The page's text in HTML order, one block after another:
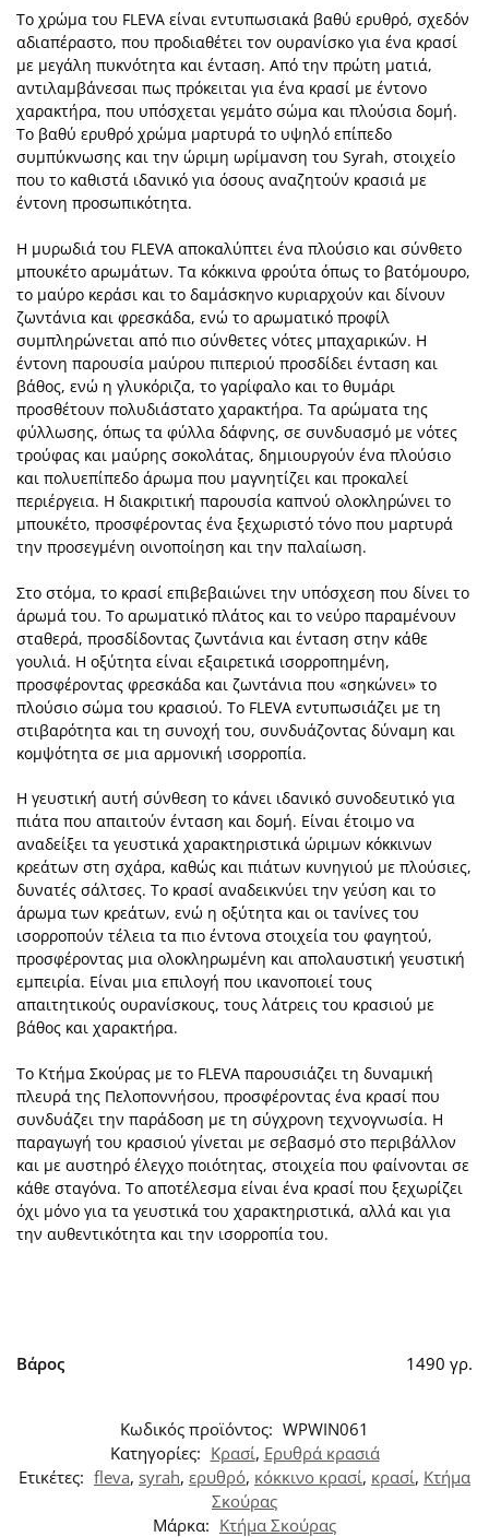
Το χρώμα του FLEVA είναι εντυπωσιακά βαθύ ερυθρό, σχεδόν
αδιαπέραστο, που προδιαθέτει τον ουρανίσκο για ένα κρασί
με μεγάλη πυκνότητα και ένταση. Από την πρώτη ματιά,
αντιλαμβάνεσαι πως πρόκειται για ένα κρασί με έντονο
χαρακτήρα, που υπόσχεται γεμάτο σώμα και πλούσια δομή.
Το βαθύ ερυθρό χρώμα μαρτυρά το υψηλό επίπεδο
συμπύκνωσης και την ώριμη ωρίμανση του Syrah, στοιχείο
που το καθιστά ιδανικό για όσους αναζητούν κρασιά με
έντονη προσωπικότητα.
Η μυρωδιά του FLEVA αποκαλύπτει ένα πλούσιο και σύνθετο
μπουκέτο αρωμάτων. Τα κόκκινα φρούτα όπως το βατόμουρο,
το μαύρο κεράσι και το δαμάσκηνο κυριαρχούν και δίνουν
ζωντάνια και φρεσκάδα, ενώ το αρωματικό προφίλ
συμπληρώνεται από πιο σύνθετες νότες μπαχαρικών. Η
έντονη παρουσία μαύρου πιπεριού προσδίδει ένταση και
βάθος, ενώ η γλυκόριζα, το γαρίφαλο και το θυμάρι
προσθέτουν πολυδιάστατο χαρακτήρα. Τα αρώματα της
φύλλωσης, όπως τα φύλλα δάφνης, σε συνδυασμό με νότες
τρούφας και μαύρης σοκολάτας, δημιουργούν ένα πλούσιο
και πολυεπίπεδο άρωμα που μαγνητίζει και προκαλεί
περιέργεια. Η διακριτική παρουσία καπνού ολοκληρώνει το
μπουκέτο, προσφέροντας ένα ξεχωριστό τόνο που μαρτυρά
την προσεγμένη οινοποίηση και την παλαίωση.
Στο στόμα, το κρασί επιβεβαιώνει την υπόσχεση που δίνει το
άρωμά του. Το αρωματικό πλάτος και το νεύρο παραμένουν
σταθερά, προσδίδοντας ζωντάνια και ένταση στην κάθε
γουλιά. Η οξύτητα είναι εξαιρετικά ισορροπημένη,
προσφέροντας φρεσκάδα και ζωντάνια που «σηκώνει» το
πλούσιο σώμα του κρασιού. Το FLEVA εντυπωσιάζει με τη
στιβαρότητα και τη συνοχή του, συνδυάζοντας δύναμη και
κομψότητα σε μια αρμονική ισορροπία.
Η γευστική αυτή σύνθεση το κάνει ιδανικό συνοδευτικό για
πιάτα που απαιτούν ένταση και δομή. Είναι έτοιμο να
αναδείξει τα γευστικά χαρακτηριστικά ώριμων κόκκινων
κρεάτων στη σχάρα, καθώς και πιάτων κυνηγιού με πλούσιες,
δυνατές σάλτσες. Το κρασί αναδεικνύει την γεύση και το
άρωμα των κρεάτων, ενώ η οξύτητα και οι τανίνες του
ισορροπούν τέλεια τα πιο έντονα στοιχεία του φαγητού,
προσφέροντας μια ολοκληρωμένη και απολαυστική γευστική
εμπειρία. Είναι μια επιλογή που ικανοποιεί τους
απαιτητικούς ουρανίσκους, τους λάτρεις του κρασιού με
βάθος και χαρακτήρα.
Το Κτήμα Σκούρας με το FLEVA παρουσιάζει τη δυναμική
πλευρά της Πελοποννήσου, προσφέροντας ένα κρασί που
συνδυάζει την παράδοση με τη σύγχρονη τεχνογνωσία. Η
παραγωγή του κρασιού γίνεται με σεβασμό στο περιβάλλον
και με αυστηρό έλεγχο ποιότητας, στοιχεία που φαίνονται σε
κάθε σταγόνα. Το αποτέλεσμα είναι ένα κρασί που ξεχωρίζει
όχι μόνο για τα γευστικά του χαρακτηριστικά, αλλά και για
την αυθεντικότητα και την ισορροπία του.
Βάρος 1490 γρ.
Κωδικός προϊόντος: WPWIN061
Κατηγορίες: Κρασί, Ερυθρά κρασιά
Ετικέτες: fleva, syrah, ερυθρό, κόκκινο κρασί, κρασί, Κτήμα
Σκούρας
Μάρκα: Κτήμα Σκούρας